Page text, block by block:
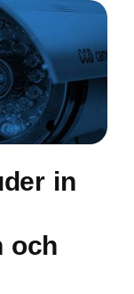
in
och